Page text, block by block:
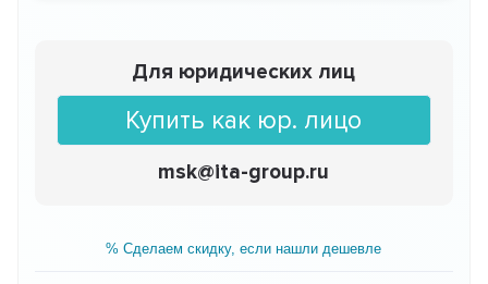
Для юридических лиц
Купить как юр. лицо
msk@ita-group.ru
% Сделаем скидку, если нашли дешевле